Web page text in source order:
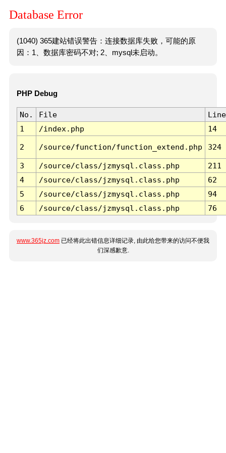
Database Error
(1040) 365建站错误警告：连接数据库失败，可能的原
因：1、数据库密码不对; 2、mysql未启动。
PHP Debug
No. File
Line
1
/index.php 14
2 /source/function/function_extend.php 324
3 /source/class/jzmysql.class.php
211
4
/source/class/jzmysql.class.php
62
5
/source/class/jzmysql.class.php
94
6
/source/class/jzmysql.class.php 76
www.365jz.com 已经将此出错信息详细记录, 由此给您带来的访问不便我
们深感歉意.